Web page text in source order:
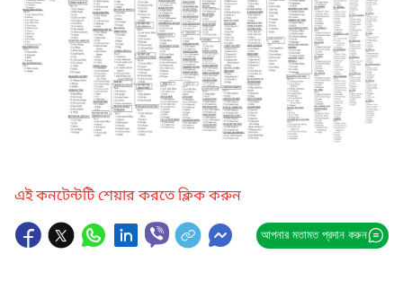
এই কনটেন্টটি শেয়ার করতে ক্লিক করুন
আপনার মতামত প্রদান করুন